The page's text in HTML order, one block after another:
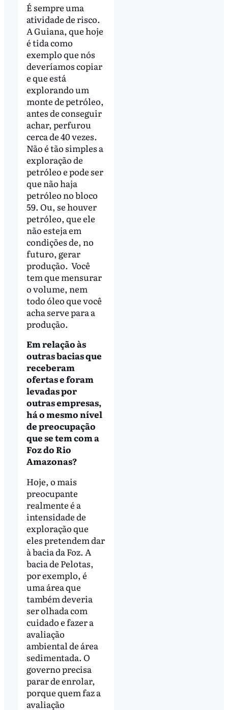
É sempre uma
atividade de risco.
A Guiana, que hoje
é tida como
exemplo que nós
deveríamos copiar
e que está
explorando um
monte de petróleo,
antes de conseguir
achar, perfurou
cerca de 40 vezes.
Não é tão simples a
exploração de
petróleo e pode ser
que não haja
petróleo no bloco
59. Ou, se houver
petróleo, que ele
não esteja em
condições de, no
futuro, gerar
produção. Você
tem que mensurar
o volume, nem
todo óleo que você
acha serve para a
produção.
Em relação às
outras bacias que
receberam
ofertas e foram
levadas por
outras empresas,
há o mesmo nível
de preocupação
que se tem com a
Foz do Rio
Amazonas?
Hoje, o mais
preocupante
realmente é a
intensidade de
exploração que
eles pretendem dar
à bacia da Foz. A
bacia de Pelotas,
por exemplo, é
uma área que
também deveria
ser olhada com
cuidado e fazer a
avaliação
ambiental de área
sedimentada. O
governo precisa
parar de enrolar,
porque quem faz a
avaliação